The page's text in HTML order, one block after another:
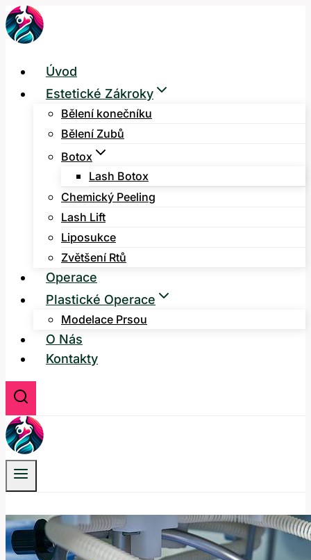
Přeskočit
na
Úvod
Estetické Zákroky
Bělení konečníku
Bělení Zubů
Botox
Lash Botox
Chemický Peeling
Lash Lift
Liposukce
Zvětšení Rtů
Operace
Plastické Operace
Modelace Prsou
O Nás
Kontakty